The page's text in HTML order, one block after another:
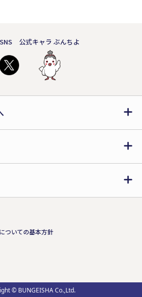
公式キャラ ぶんちよ
ついての基本方針
© BUNGEISHA Co.,Ltd.